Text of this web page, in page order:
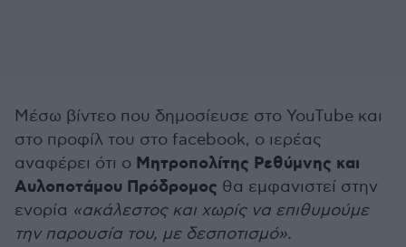
Μέσω βίντεο που δημοσίευσε στο YouTube και
στο προφίλ του στο facebook, ο ιερέας
αναφέρει ότι ο Μητροπολίτης Ρεθύμνης και
Αυλοποτάμου Πρόδρομος θα εμφανιστεί στην
ενορία «ακάλεστος και χωρίς να επιθυμούμε
την παρουσία του, με δεσποτισμό».